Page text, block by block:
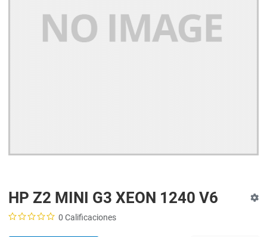
HP Z2 MINI G3 XEON 1240 V6
0 Calificaciones